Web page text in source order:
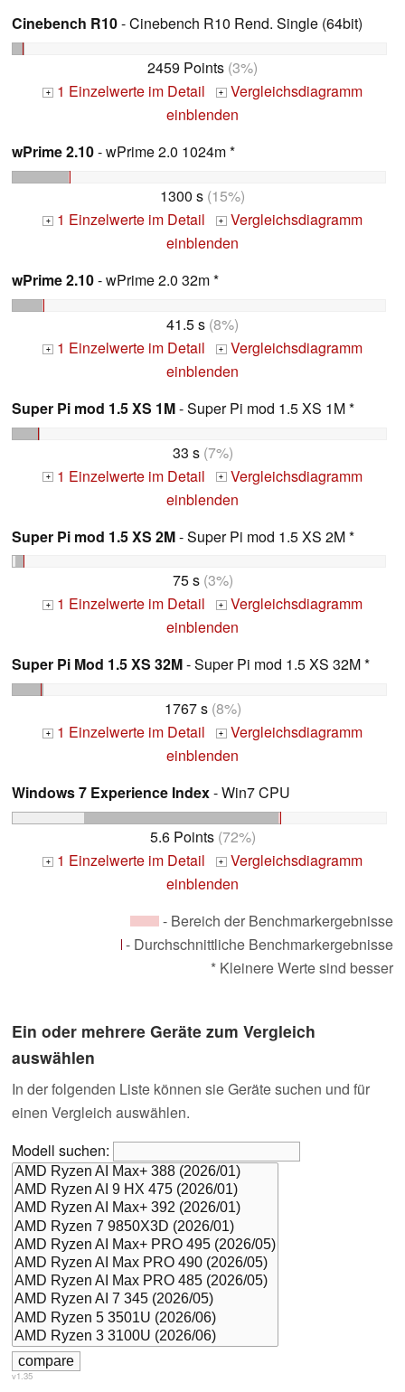
Cinebench R10- Cinebench R10 Rend. Single (64bit)
2459 Points (3%)
+ 1 Einzelwerte im Detail + Vergleichsdiagramm
einblenden
wPrime 2.10- wPrime 2.0 1024m *
1300 s (15%)
+ 1 Einzelwerte im Detail + Vergleichsdiagramm
einblenden
wPrime 2.10- wPrime 2.0 32m *
41.5 s (8%)
+ 1 Einzelwerte im Detail + Vergleichsdiagramm
einblenden
Super Pi mod 1.5 XS 1M- Super Pi mod 1.5 XS 1M *
33 s(7%)
+ 1 Einzelwerte im Detail + Vergleichsdiagramm
einblenden
Super Pi mod 1.5 XS 2M- Super Pi mod 1.5 XS 2M *
75 s(3%)
+ 1 Einzelwerte im Detail + Vergleichsdiagramm
einblenden
Super Pi Mod 1.5 XS 32M- Super Pi mod 1.5 XS 32M *
1767 s(8%)
+ 1 Einzelwerte im Detail + Vergleichsdiagramm
einblenden
Windows 7 Experience Index- Win7 CPU
5.6 Points(72%)
+ 1 Einzelwerte im Detail + Vergleichsdiagramm
einblenden
- Bereich der Benchmarkergebnisse
- Durchschnittliche Benchmarkergebnisse
* Kleinere Werte sind besser
Ein oder mehrere Geräte zum Vergleich
auswählen
In der folgenden Liste können sie Geräte suchen und für
einen Vergleich auswählen.
Modell suchen:
v1.35